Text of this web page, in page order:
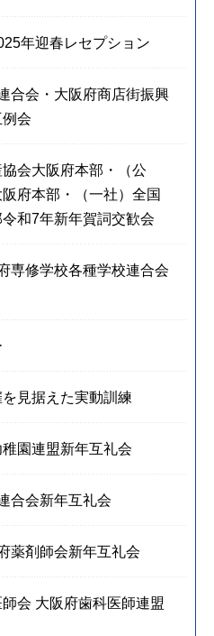
年迎春レセプション
合会・大阪府商店街振興
会
協会大阪府本部・（公
府本部・（一社）全国
和7年新年賀詞交歓会
専修学校各種学校連合会
見据えた実動訓練
稚園連盟新年互礼会
合会新年互礼会
薬剤師会新年互礼会
師会 大阪府歯科医師連盟